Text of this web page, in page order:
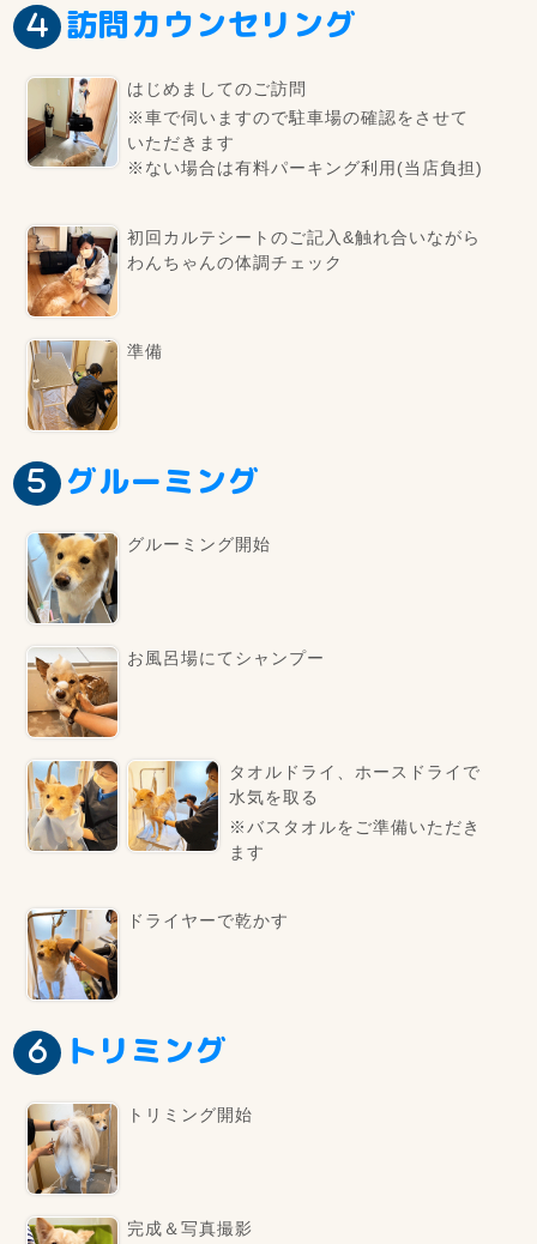
訪問カウンセリング
はじめましてのご訪問
※車で伺いますので駐車場の確認をさせて
いただきます
※ない場合は有料パーキング利用(当店負担)
初回カルテシートのご記入&触れ合いながら
わんちゃんの体調チェック
準備
グルーミング
グルーミング開始
お風呂場にてシャンプー
タオルドライ、ホースドライで
水気を取る
※バスタオルをご準備いただき
ます
ドライヤーで乾かす
トリミング
トリミング開始
完成＆写真撮影